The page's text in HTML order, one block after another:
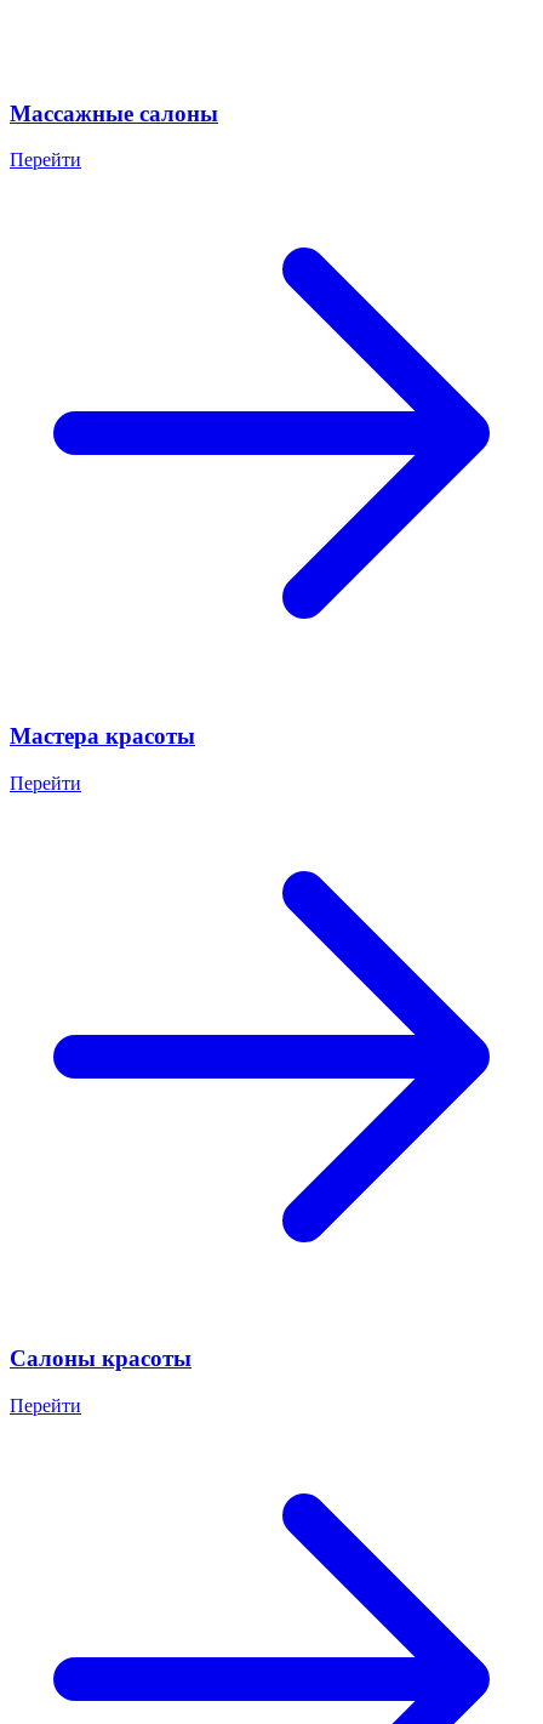
Массажные салоны
Перейти
Мастера красоты
Перейти
Салоны красоты
Перейти